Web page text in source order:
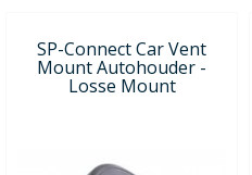
SP-Connect Car Vent
Mount Autohouder -
Losse Mount